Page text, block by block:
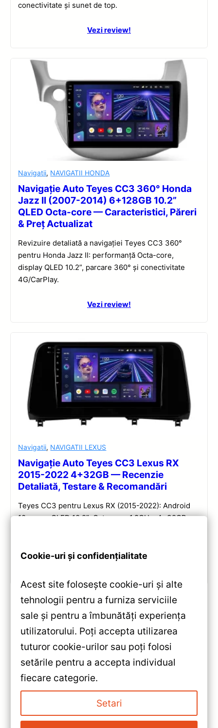
conectivitate și sunet de top.
Vezi review!
Navigatii, NAVIGATII HONDA
Navigație Auto Teyes CC3 360° Honda
Jazz II (2007-2014) 6+128GB 10.2”
QLED Octa-core — Caracteristici, Păreri
& Preț Actualizat
Revizuire detaliată a navigației Teyes CC3 360°
pentru Honda Jazz II: performanță Octa-core,
display QLED 10.2”, parcare 360° și conectivitate
4G/CarPlay.
Vezi review!
Navigatii, NAVIGATII LEXUS
Navigație Auto Teyes CC3 Lexus RX
2015-2022 4+32GB — Recenzie
Detaliată, Testare & Recomandări
Teyes CC3 pentru Lexus RX (2015-2022): Android
10, ecran QLED 10.2″, Octa-core 1.8GHz, 4+32GB,
«Navigatie Auto Teyes CC3L
WiFi Toyota Hiace H300
2+32GB 9″ IPS Quad-core
1.3GHz — Recenzie Detaliată,
Testare & Recomandări
Navigație Auto CC3L 9” IPS
2+32GB pentru Toyota Land
Cruiser J200 — Teyes —
Cookie-uri și confidențialitate
Acest site folosește cookie-uri și alte
tehnologii pentru a furniza serviciile
sale și pentru a îmbunătăți experiența
utilizatorului. Poți accepta utilizarea
tuturor cookie-urilor sau poți folosi
setările pentru a accepta individual
fiecare categorie.
Setari